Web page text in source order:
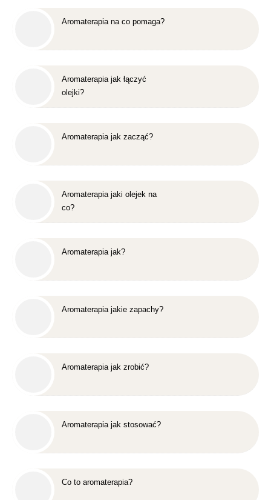
Aromaterapia na co pomaga?
Aromaterapia jak łączyć
olejki?
Aromaterapia jak zacząć?
Aromaterapia jaki olejek na
co?
Aromaterapia jak?
Aromaterapia jakie zapachy?
Aromaterapia jak zrobić?
Aromaterapia jak stosować?
Co to aromaterapia?